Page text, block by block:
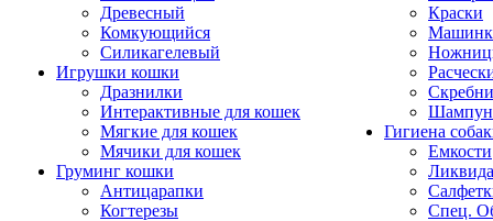
Древесный
Комкующийся
Силикагелевый
Игрушки кошки
Дразнилки
Интерактивные для кошек
Мягкие для кошек
Мячики для кошек
Груминг кошки
Антицарапки
Когтерезы
Краски
Гигиена
Емкости
Спец.